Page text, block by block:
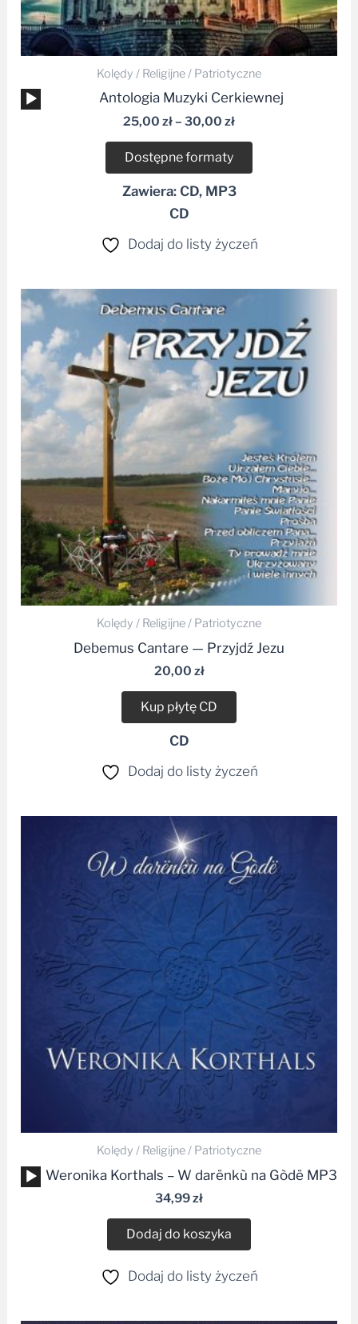
Kolędy / Religijne / Patriotyczne
Odtwarzacz
plików
dźwiękowych
Antologia Muzyki Cerkiewnej
25,00 zł– 30,00 zł
Dostępne formaty
Zawiera: CD, MP3
CD
Dodaj do listy życzeń
Kolędy / Religijne / Patriotyczne
Debemus Cantare — Przyjdź Jezu
20,00 zł
Kup płytę CD
CD
Dodaj do listy życzeń
Kolędy / Religijne / Patriotyczne
Odtwarzacz
plików
Weronika Korthals – W darënkù na Gòdë MP3
34,99zł
Dodaj do koszyka
Dodaj do listy życzeń